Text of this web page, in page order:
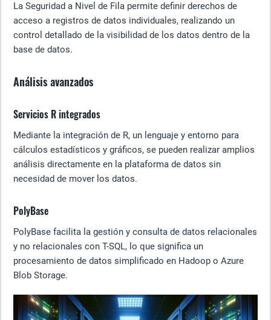
La Seguridad a Nivel de Fila permite definir derechos de
acceso a registros de datos individuales, realizando un
control detallado de la visibilidad de los datos dentro de la
base de datos.
Análisis avanzados
Servicios R integrados
Mediante la integración de R, un lenguaje y entorno para
cálculos estadísticos y gráficos, se pueden realizar amplios
análisis directamente en la plataforma de datos sin
necesidad de mover los datos.
PolyBase
PolyBase facilita la gestión y consulta de datos relacionales
y no relacionales con T-SQL, lo que significa un
procesamiento de datos simplificado en Hadoop o Azure
Blob Storage.